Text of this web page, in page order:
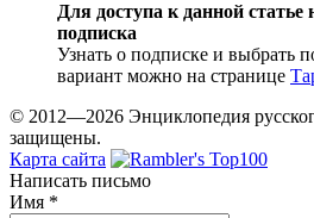
Для доступа к данной статье
подписка
Узнать о подписке и выбрать
вариант можно на странице
© 2012—2026 Энциклопедия
защищены.
Карта сайта
Написать письмо
Имя *